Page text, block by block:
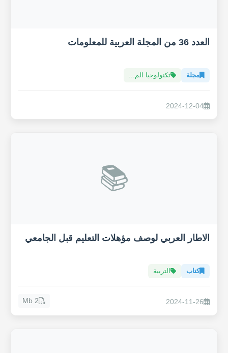
العدد 36 من المجلة العربية للمعلومات
مجلة تكنولوجيا الم...
2024-12-04
📚
الاطار العربي لوصف مؤهلات التعليم قبل الجامعي
كتاب التربية
2024-11-26
2 Mb